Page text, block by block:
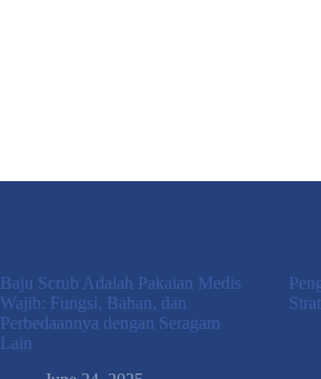
Baju Scrub Adalah Pakaian Medis
Wajib: Fungsi, Bahan, dan
Perbedaannya dengan Seragam
Lain